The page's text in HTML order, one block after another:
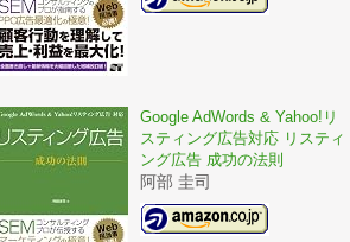
Google AdWords & Yahoo!リ
スティング広告対応 リスティ
ング広告 成功の法則
阿部 圭司